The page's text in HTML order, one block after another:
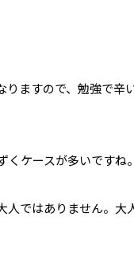
ますので、勉強で辛
ケースが多いですね。
ではありません。大